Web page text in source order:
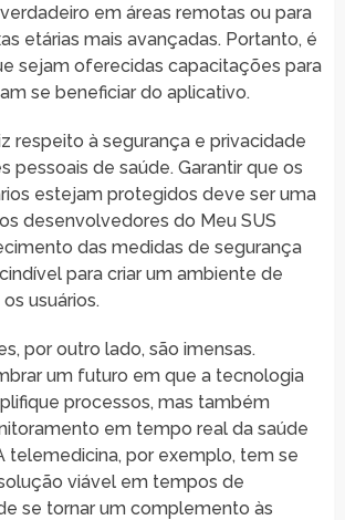
em áreas remotas ou para
etárias mais avançadas. Portanto, é
sejam oferecidas capacitações para
se beneficiar do aplicativo.
respeito à segurança e privacidade
pessoais de saúde. Garantir que os
estejam protegidos deve ser uma
desenvolvedores do Meu SUS
das medidas de segurança
para criar um ambiente de
usuários.
por outro lado, são imensas.
um futuro em que a tecnologia
processos, mas também
em tempo real da saúde
telemedicina, por exemplo, tem se
viável em tempos de
se tornar um complemento às